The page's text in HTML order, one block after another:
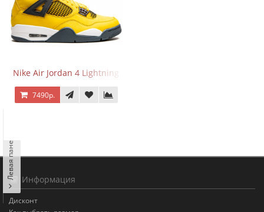
Nike Air Jordan 4 Lightning
7490р.
Информация
Дисконт
Левая панель